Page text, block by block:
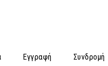
Εγγραφή Συνδρομή